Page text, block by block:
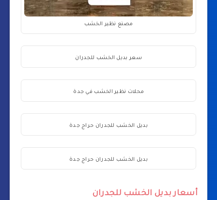
مصنع نظير الخشب
سعر بديل الخشب للجدران
محلات نظير الخشب في جدة
بديل الخشب للجدران حراج جدة
بديل الخشب للجدران حراج جدة
أسعار بديل الخشب للجدران